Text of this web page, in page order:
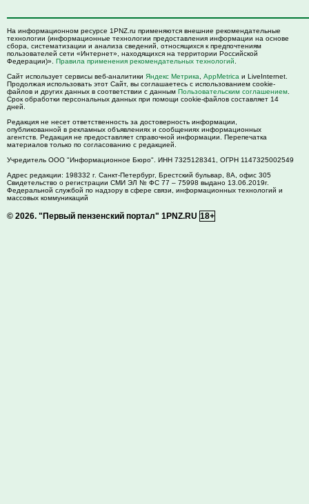
На информационном ресурсе 1PNZ.ru применяются внешние рекомендательные
технологии (информационные технологии предоставления информации на основе
сбора, систематизации и анализа сведений, относящихся к предпочтениям
пользователей сети «Интернет», находящихся на территории Российской
Федерации)». Правила применения рекомендательных технологий
Сайт использует сервисы веб-аналитики Яндекс Метрика AppMetrica и LiveInternet.
Продолжая использовать этот Сайт, вы соглашаетесь с использованием cookie-
файлов и других данных в соответствии с данным Пользовательским соглашением
Срок обработки персональных данных при помощи cookie-файлов составляет 14
дней.
Редакция не несет ответственность за достоверность информации,
опубликованной в рекламных объявлениях и сообщениях информационных
агентств. Редакция не предоставляет справочной информации. Перепечатка
материалов только по согласованию с редакцией.
Учредитель ООО "Информационное Бюро". ИНН 7325128341, ОГРН 1147325002549
Адрес редакции: 198332 г. Санкт-Петербург, Брестский бульвар, 8А, офис 305
Свидетельство о регистрации СМИ ЭЛ № ФС 77 – 75998 выдано 13.06.2019г.
Федеральной службой по надзору в сфере связи, информационных технологий и
массовых коммуникаций
© 2026. "Первый пензенский портал" 1PNZ.RU 18+